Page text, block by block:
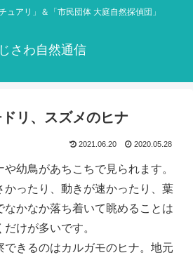
ュアリ」＆「市民団体 大庭自然探偵団」
さわ自然通信
リ、スズメのヒナ
2021.06.20 2020.05.28
幼鳥があちこちで見られます。
かったり、動きが速かったり、葉
なかなか落ち着いて眺めることは
けが多いです。
できるのはカルガモのヒナ。地元